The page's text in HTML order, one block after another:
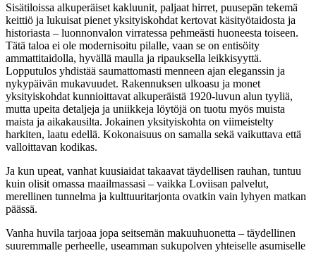
Sisätiloissa alkuperäiset kakluunit, paljaat hirret, puusepän tekemä
keittiö ja lukuisat pienet yksityiskohdat kertovat käsityötaidosta ja
historiasta – luonnonvalon virratessa pehmeästi huoneesta toiseen.
Tätä taloa ei ole modernisoitu pilalle, vaan se on entisöity
ammattitaidolla, hyvällä maulla ja ripauksella leikkisyyttä.
Lopputulos yhdistää saumattomasti menneen ajan eleganssin ja
nykypäivän mukavuudet. Rakennuksen ulkoasu ja monet
yksityiskohdat kunnioittavat alkuperäistä 1920-luvun alun tyyliä,
mutta upeita detaljeja ja uniikkeja löytöjä on tuotu myös muista
maista ja aikakausilta. Jokainen yksityiskohta on viimeistelty
harkiten, laatu edellä. Kokonaisuus on samalla sekä vaikuttava että
valloittavan kodikas.
Ja kun upeat, vanhat kuusiaidat takaavat täydellisen rauhan, tuntuu
kuin olisit omassa maailmassasi – vaikka Loviisan palvelut,
merellinen tunnelma ja kulttuuritarjonta ovatkin vain lyhyen matkan
päässä.
Vanha huvila tarjoaa jopa seitsemän makuuhuonetta – täydellinen
suuremmalle perheelle, useamman sukupolven yhteiselle asumiselle